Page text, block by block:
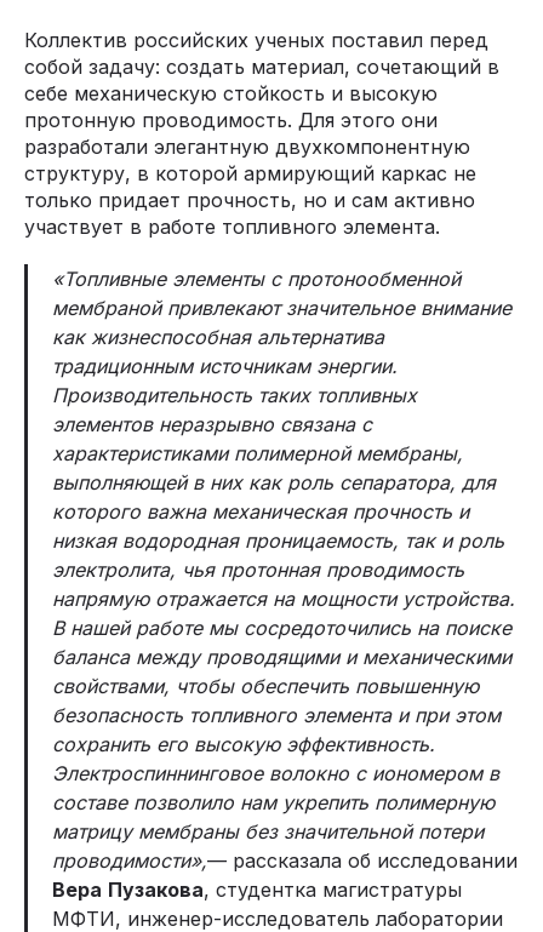
Коллектив российских ученых поставил перед
собой задачу: создать материал, сочетающий в
себе механическую стойкость и высокую
протонную проводимость. Для этого они
разработали элегантную двухкомпонентную
структуру, в которой армирующий каркас не
только придает прочность, но и сам активно
участвует в работе топливного элемента.
«Топливные элементы с протонообменной
мембраной привлекают значительное внимание
как жизнеспособная альтернатива
традиционным источникам энергии.
Производительность таких топливных
элементов неразрывно связана с
характеристиками полимерной мембраны,
выполняющей в них как роль сепаратора, для
которого важна механическая прочность и
низкая водородная проницаемость, так и роль
электролита, чья протонная проводимость
напрямую отражается на мощности устройства.
В нашей работе мы сосредоточились на поиске
баланса между проводящими и механическими
свойствами, чтобы обеспечить повышенную
безопасность топливного элемента и при этом
сохранить его высокую эффективность.
Электроспиннинговое волокно с иономером в
составе позволило нам укрепить полимерную
матрицу мембраны без значительной потери
проводимости»,— рассказала об исследовании
Вера Пузакова, студентка магистратуры
МФТИ, инженер-исследователь лаборатории